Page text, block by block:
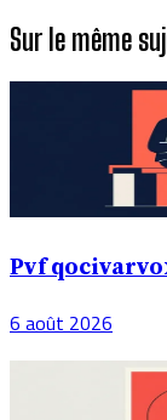
Sur le même
Pvf
6 août 2026